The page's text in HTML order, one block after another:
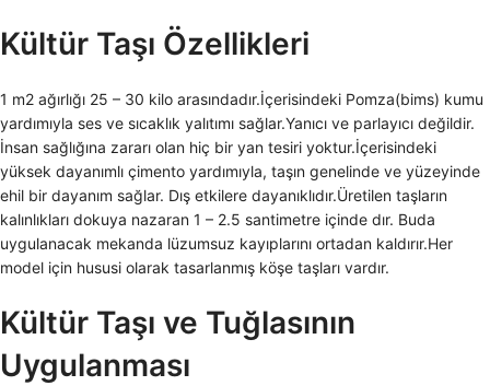
Kültür Taşı Özellikleri
1 m2 ağırlığı 25 – 30 kilo arasındadır.İçerisindeki Pomza(bims) kumu
yardımıyla ses ve sıcaklık yalıtımı sağlar.Yanıcı ve parlayıcı değildir.
İnsan sağlığına zararı olan hiç bir yan tesiri yoktur.İçerisindeki
yüksek dayanımlı çimento yardımıyla, taşın genelinde ve yüzeyinde
ehil bir dayanım sağlar. Dış etkilere dayanıklıdır.Üretilen taşların
kalınlıkları dokuya nazaran 1 – 2.5 santimetre içinde dır. Buda
uygulanacak mekanda lüzumsuz kayıplarını ortadan kaldırır.Her
model için hususi olarak tasarlanmış köşe taşları vardır.
Kültür Taşı ve Tuğlasının
Uygulanması